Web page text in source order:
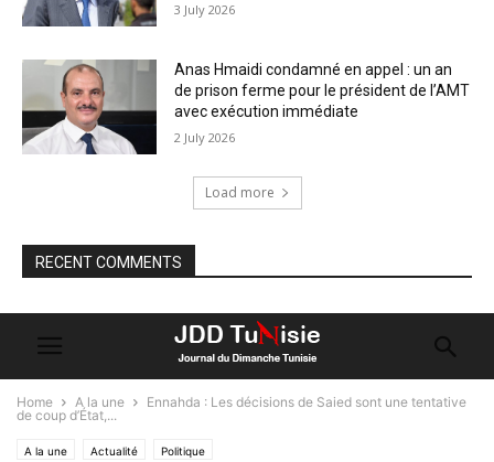
3 July 2026
Anas Hmaidi condamné en appel : un an
de prison ferme pour le président de l’AMT
avec exécution immédiate
2 July 2026
Load more
RECENT COMMENTS